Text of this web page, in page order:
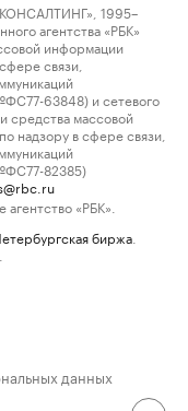
1995–
агентства «РБК»
информации
связи,
63848) и сетевого
средства массовой
надзору в сфере связи,
82385)
«РБК».
биржа
данных